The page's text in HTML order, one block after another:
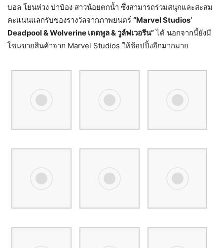
บอล โยนห่วง ปาป๋อง สาวน้อยตกน้ำ ซึ่งสามารถร่วมสนุกและสะสม
คะแนนแลกรับของรางวัลจากภาพยนตร์ “Marvel Studios’
Deadpool & Wolverine เดดพูล&วูล์ฟเวอรีน”ได้ นอกจากนี้ยังมี
โซนขายสินค้าจาก Marvel Studios ให้ช้อปปิ้งอีกมากมาย